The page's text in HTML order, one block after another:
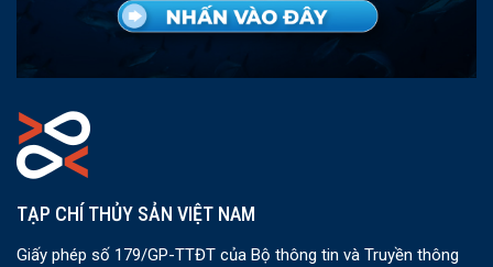
TẠP CHÍ THỦY SẢN VIỆT NAM
Giấy phép số 179/GP-TTĐT của Bộ thông tin và Truyền thông